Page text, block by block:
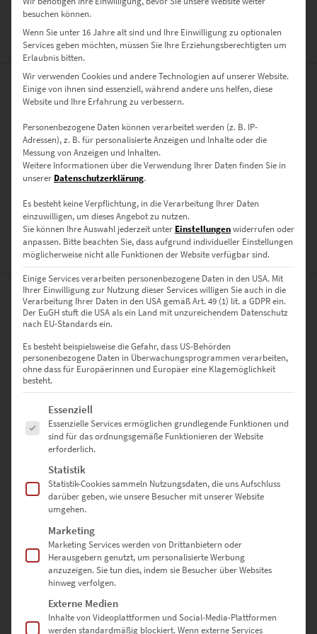
ZUSÄTZLICHE INFORMATIONEN
PRODUKT BESONDERHEITEN
AUSFÜHRUNG
Poster, Leinwand auf Keilrahmen, Acrylglas
GRÖSSE
30 x 20 cm, 45 x 30 cm, 60 x 40 cm, 75 x 50 cm, 90 x 60 cm, 120 x 80
cm, 135 x 90 cm, 150 x 100 cm, 40 x 40 cm, 50 x 50 cm, 60 x 60 cm, 70 x
70 cm, 80 x 80 cm, 90 x 90 cm, 100 x 100 cm
BEWERTUNGEN (0)
Bewertungen
Es gibt noch keine Bewertungen.
0 Bewertungen
besuchen können.
Wenn Sie unter 16 Jahre alt sind und Ihre Einwilligung zu optionalen
Services geben möchten, müssen Sie Ihre Erziehungsberechtigten um
Erlaubnis bitten.
Wir verwenden Cookies und andere Technologien auf unserer Website.
Einige von ihnen sind essenziell, während andere uns helfen, diese
Website und Ihre Erfahrung zu verbessern.
Personenbezogene Daten können verarbeitet werden (z. B. IP-
Adressen), z. B. für personalisierte Anzeigen und Inhalte oder die
Messung von Anzeigen und Inhalten.
Weitere Informationen über die Verwendung Ihrer Daten finden Sie in
unserer Datenschutzerklärung.
Es besteht keine Verpflichtung, in die Verarbeitung Ihrer Daten
einzuwilligen, um dieses Angebot zu nutzen.
Sie können Ihre Auswahl jederzeit unter Einstellungenwiderrufen oder
anpassen. Bitte beachten Sie, dass aufgrund individueller Einstellungen
möglicherweise nicht alle Funktionen der Website verfügbar sind.
Einige Services verarbeiten personenbezogene Daten in den USA. Mit
Ihrer Einwilligung zur Nutzung dieser Services willigen Sie auch in die
Verarbeitung Ihrer Daten in den USA gemäß Art. 49 (1) lit. a GDPR ein.
Der EuGH stuft die USA als ein Land mit unzureichendem Datenschutz
nach EU-Standards ein.
Es besteht beispielsweise die Gefahr, dass US-Behörden
personenbezogene Daten in Überwachungsprogrammen verarbeiten,
ohne dass für Europäerinnen und Europäer eine Klagemöglichkeit
besteht.
Es folgt eine Liste der Service-Gruppen, für die eine Einwilligung
Essenziell
Essenzielle Services ermöglichen grundlegende Funktionen und
sind für das ordnungsgemäße Funktionieren der Website
erforderlich.
Statistik
Statistik-Cookies sammeln Nutzungsdaten, die uns Aufschluss
darüber geben, wie unsere Besucher mit unserer Website
umgehen.
Marketing
Marketing Services werden von Drittanbietern oder
Herausgebern genutzt, um personalisierte Werbung
anzuzeigen. Sie tun dies, indem sie Besucher über Websites
hinweg verfolgen.
Externe Medien
Inhalte von Videoplattformen und Social-Media-Plattformen
werden standardmäßig blockiert. Wenn externe Services